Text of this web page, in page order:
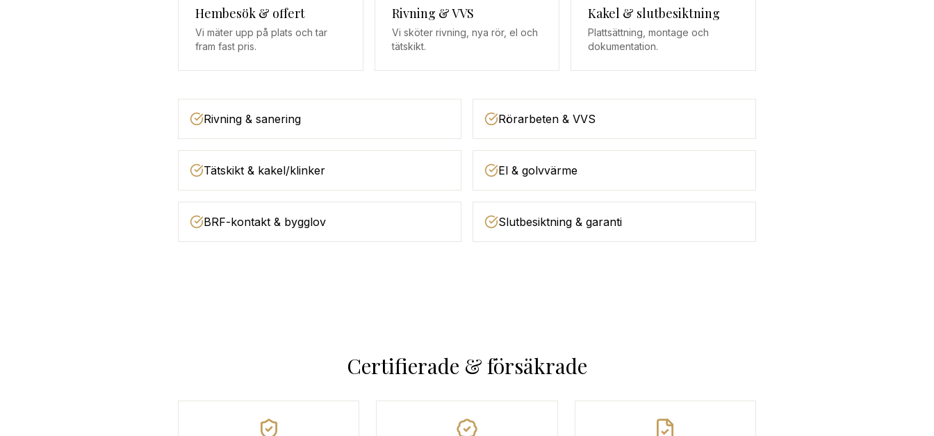
Hembesök & offert
Vi mäter upp på plats och tar
fram fast pris.
Rivning & VVS
Vi sköter rivning, nya rör, el och
tätskikt.
Kakel & slutbesiktning
Plattsättning, montage och
dokumentation.
Rivning & sanering Rörarbeten & VVS
Tätskikt & kakel/klinker El & golvvärme
BRF-kontakt & bygglov Slutbesiktning & garanti
Certifierade & försäkrade